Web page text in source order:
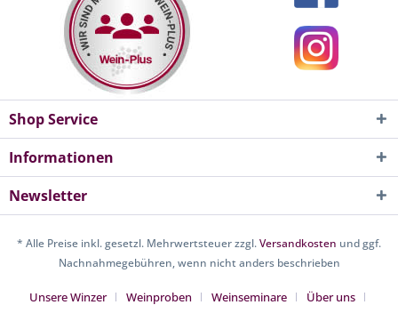
Shop Service
Informationen
Newsletter
* Alle Preise inkl. gesetzl. Mehrwertsteuer zzgl.Versandkosten und ggf.
Nachnahmegebühren, wenn nicht anders beschrieben
Unsere Winzer Weinproben Weinseminare
Über uns